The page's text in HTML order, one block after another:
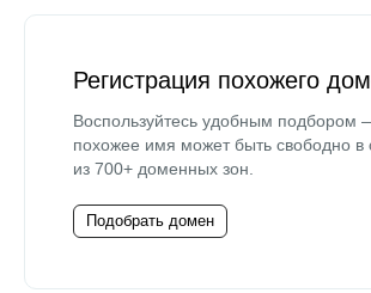
Регистрация похожего
Воспользуйтесь удобным подбором
похожее имя может быть свободно в
из 700+ доменных зон.
Подобрать домен